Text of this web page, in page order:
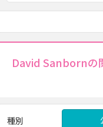
David Sanbornの
種別